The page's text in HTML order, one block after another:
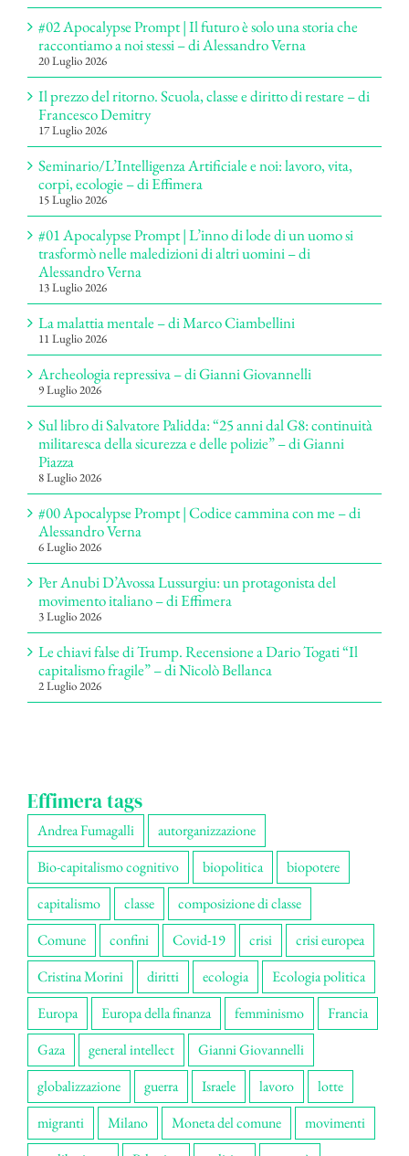
#02 Apocalypse Prompt | Il futuro è solo una storia che
raccontiamo a noi stessi – di Alessandro Verna
20 Luglio 2026
Il prezzo del ritorno. Scuola, classe e diritto di restare – di
Francesco Demitry
17 Luglio 2026
Seminario/L’Intelligenza Artificiale e noi: lavoro, vita,
corpi, ecologie – di Effimera
15 Luglio 2026
#01 Apocalypse Prompt | L’inno di lode di un uomo si
trasformò nelle maledizioni di altri uomini – di
Alessandro Verna
13 Luglio 2026
La malattia mentale – di Marco Ciambellini
11 Luglio 2026
Archeologia repressiva – di Gianni Giovannelli
9 Luglio 2026
Sul libro di Salvatore Palidda: “25 anni dal G8: continuità
militaresca della sicurezza e delle polizie” – di Gianni
Piazza
8 Luglio 2026
#00 Apocalypse Prompt | Codice cammina con me – di
Alessandro Verna
6 Luglio 2026
Per Anubi D’Avossa Lussurgiu: un protagonista del
movimento italiano – di Effimera
3 Luglio 2026
Le chiavi false di Trump. Recensione a Dario Togati “Il
capitalismo fragile” – di Nicolò Bellanca
2 Luglio 2026
Effimera tags
Andrea Fumagalli
autorganizzazione
Bio-capitalismo cognitivo
biopolitica
biopotere
capitalismo
classe
composizione di classe
Comune
confini Covid-19 crisi
crisi europea
Cristina Morini
diritti ecologia
Ecologia politica
Europa
Europa della finanza femminismo
Francia
Gaza
general intellect
Gianni Giovannelli
globalizzazione
guerra Israele lavoro
lotte
migranti
Milano Moneta del comune
movimenti